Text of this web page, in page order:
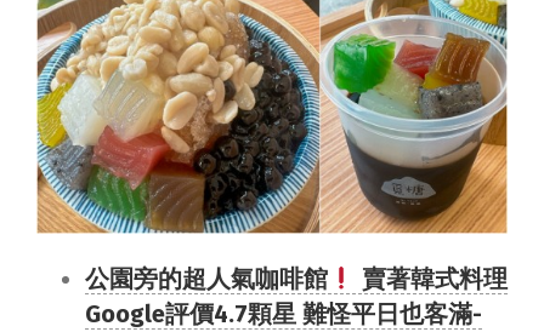
公園旁的超人氣咖啡館
賣著韓式料理
Google評價4.7顆星 難怪平日也客滿-